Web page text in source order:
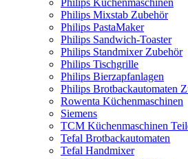
Philips Küchenmaschinen
Philips Mixstab Zubehör
Philips PastaMaker
Philips Sandwich-Toaster
Philips Standmixer Zubehör
Philips Tischgrille
Philips Bierzapfanlagen
Philips Brotbackautomaten
Rowenta Küchenmaschinen
Siemens
TCM Küchenmaschinen
Tefal Brotbackautomaten
Tefal Handmixer